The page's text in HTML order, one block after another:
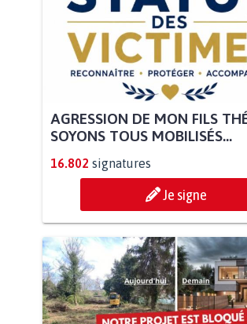
AGRESSION DE MON FILS
SOYONS TOUS MOBILISÉS...
16.802 signatures
Je signe